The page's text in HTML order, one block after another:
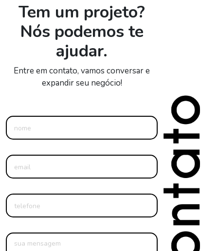
Tem um projeto?
Nós podemos te
ajudar.
Entre em contato, vamos conversar e
expandir seu negócio!